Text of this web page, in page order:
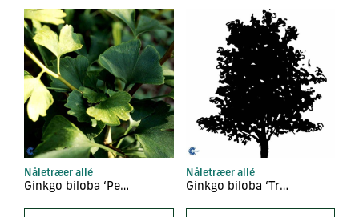
Nåletræer allé
Ginkgo biloba ‘Pendula’
Nåletræer allé
Ginkgo biloba ‘Troll’